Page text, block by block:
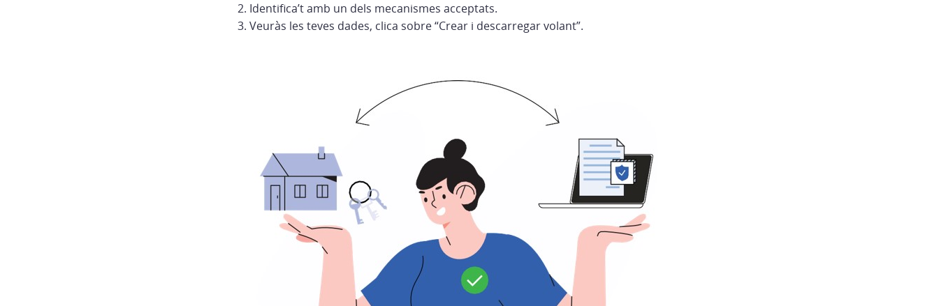
Identifica’t amb un dels mecanismes acceptats.
Veuràs les teves dades, clica sobre “Crear i descarregar volant”.